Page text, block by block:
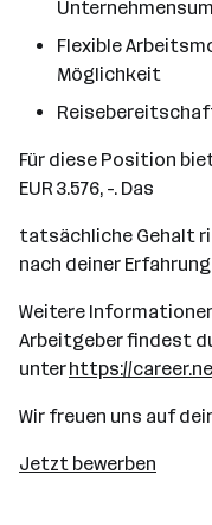
Flexible
Möglichkeit
Für diese Position
EUR 3.576, -. Das
tatsächliche Gehalt
nach deiner
Weitere
Arbeitgeber findest
unterhttps://
Wir freuen uns auf
Jetzt bewerben